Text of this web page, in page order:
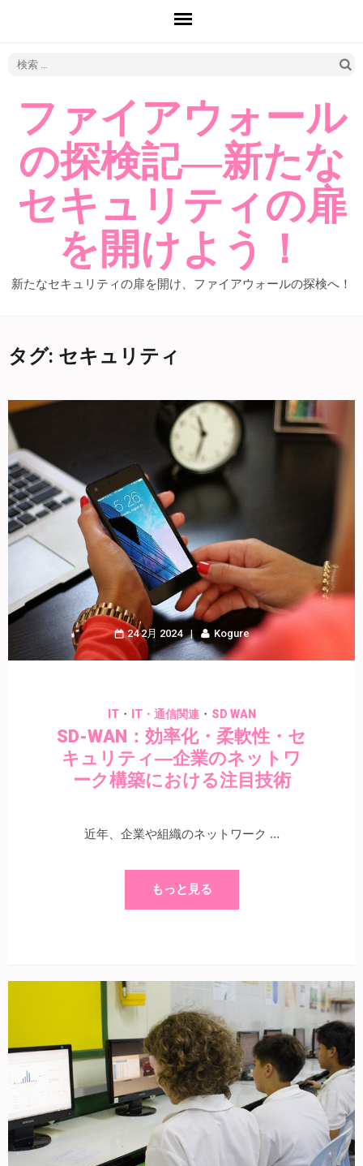
ファイアウォール
の探検記―新たな
セキュリティの扉
を開けよう！
新たなセキュリティの扉を開け、ファイアウォールの探検へ！
タグ: セキュリティ
24 2月 2024 Kogure
IT・ IT・通信関連・ SD WAN
SD-WAN：効率化・柔軟性・セ
キュリティ―企業のネットワ
ーク構築における注目技術
近年、企業や組織のネットワーク …
もっと見る